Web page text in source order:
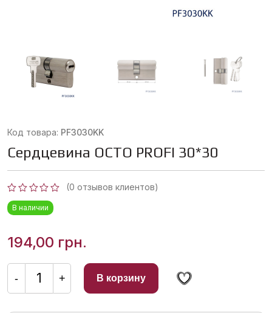
Код товара: PF3030KK
Сердцевина OCTO PROFI 30*30
Оценка
0
из
(0 отзывов клиентов)
В наличии
194,00 грн.
-
Количество
товара
Сердцевина
OCTO
+ В корзину